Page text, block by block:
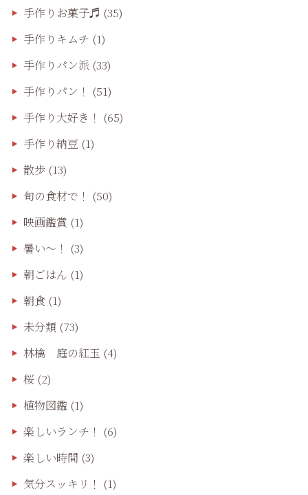
手作りお菓子♬ (35)
手作りキムチ (1)
手作りパン派 (33)
手作りパン！ (51)
手作り大好き！ (65)
手作り納豆 (1)
散歩(13)
旬の食材で！ (50)
映画鑑賞 (1)
暑い～！ (3)
朝ごはん (1)
朝食(1)
未分類 (73)
林檎 庭の紅玉 (4)
桜(2)
植物図鑑 (1)
楽しいランチ！ (6)
楽しい時間 (3)
気分スッキリ！ (1)